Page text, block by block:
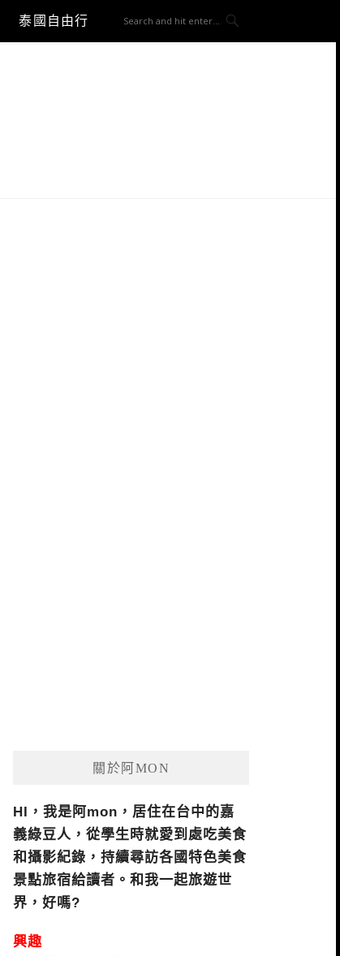
泰國自由行
關於阿MON
HI，我是阿mon，居住在台中的嘉
義綠豆人，從學生時就愛到處吃美食
和攝影紀錄，持續尋訪各國特色美食
景點旅宿給讀者。和我一起旅遊世
界，好嗎?
興趣